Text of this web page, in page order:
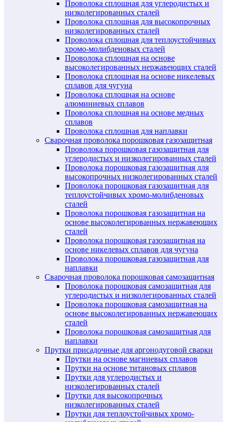
Проволока сплошная для углеродистых и
низколегированных сталей
Проволока сплошная для высокопрочных
низколегированных сталей
Проволока сплошная для теплоустойчивых
хромо-молибденовых сталей
Проволока сплошная на основе
высоколегированных нержавеющих сталей
Проволока сплошная на основе никелевых
сплавов для чугуна
Проволока сплошная на основе
алюминиевых сплавов
Проволока сплошная на основе медных
сплавов
Проволока сплошная для наплавки
Сварочная проволока порошковая газозащитная
Проволока порошковая газозащитная для
углеродистых и низколегированных сталей
Проволока порошковая газозащитная для
высокопрочных низколегированных сталей
Проволока порошковая газозащитная для
теплоустойчивых хромо-молибденовых
сталей
Проволока порошковая газозащитная на
основе высоколегированных нержавеющих
сталей
Проволока порошковая газозащитная на
основе никелевых сплавов для чугуна
Проволока порошковая газозащитная для
наплавки
Сварочная проволока порошковая самозащитная
Проволока порошковая самозащитная для
углеродистых и низколегированных сталей
Проволока порошковая самозащитная на
основе высоколегированных нержавеющих
сталей
Проволока порошковая самозащитная для
наплавки
Прутки присадочные для аргонодуговой сварки
Прутки на основе магниевых сплавов
Прутки на основе титановых сплавов
Прутки для углеродистых и
низколегированных сталей
Прутки для высокопрочных
низколегированных сталей
Прутки для теплоустойчивых хромо-